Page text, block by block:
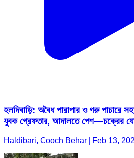
হলদিবাড়ি: অবৈধ পারাপার ও গরু পাচারে
যুবক গ্রেফতার, আদালতে পেশ—চক্রের
Haldibari, Cooch Behar | Feb 13,